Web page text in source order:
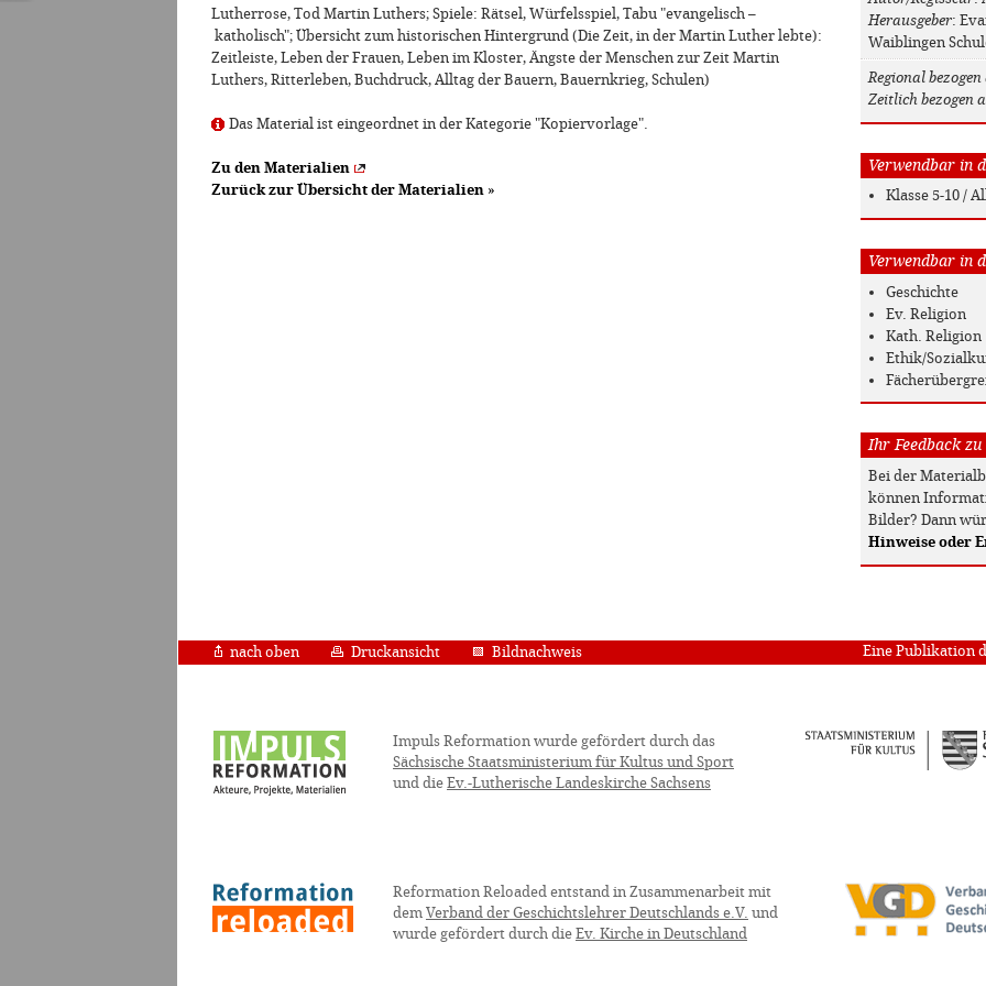
Lutherrose, Tod Martin Luthers; Spiele: Rätsel, Würfelsspiel, Tabu "evangelisch –
katholisch"; Übersicht zum historischen Hintergrund (Die Zeit, in der Martin Luther lebte):
Zeitleiste, Leben der Frauen, Leben im Kloster, Ängste der Menschen zur Zeit Martin
Luthers, Ritterleben, Buchdruck, Alltag der Bauern, Bauernkrieg, Schulen)
Das Material ist eingeordnet in der Kategorie "Kopiervorlage".
Zu den Materialien
Zurück zur Übersicht der Materialien »
Herausgeber:
Waiblingen
Regional bezogen
Zeitlich bezogen
Verwendbar in
Klasse 5-10 /
Verwendbar in
Geschichte
Ev. Religion
Kath. Religion
Ethik/
Ihr Feedback
Bei der
können
Bilder? Dann
Hinweise oder
Eine Publikation
nach oben Druckansicht Bildnachweis
Impuls Reformation wurde gefördert durch das
Sächsische Staatsministerium für Kultus und Sport
und die Ev.-Lutherische Landeskirche Sachsens
Reformation Reloaded entstand in Zusammenarbeit mit
dem Verband der Geschichtslehrer Deutschlands e.V. und
wurde gefördert durch die Ev. Kirche in Deutschland